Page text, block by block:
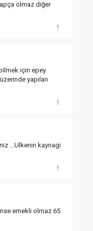
olmaz diğer
için epey
yapılan
...Ulkenin kaynagi
emekli olmaz 65